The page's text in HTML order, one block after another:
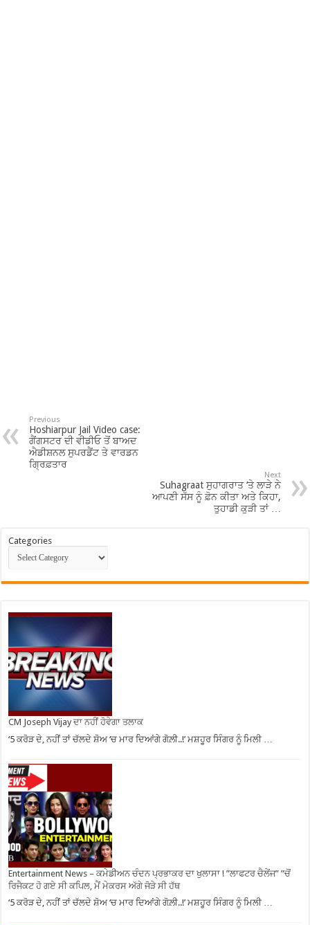
Previous
Hoshiarpur Jail Video case:
ਗੈਂਗਸਟਰ ਦੀ ਵੀਡੀਓ ਤੋਂ ਬਾਅਦ
ਐਡੀਸ਼ਨਲ ਸੁਪਰਡੈਂਟ ਤੇ ਵਾਰਡਨ
ਗ੍ਰਿਫ਼ਤਾਰ
Next
Suhagraat ਸੁਹਾਗਰਾਤ ‘ਤੇ ਲਾੜੇ ਨੇ
ਆਪਣੀ ਸੱਸ ਨੂੰ ਫ਼ੋਨ ਕੀਤਾ ਅਤੇ ਕਿਹਾ,
ਤੁਹਾਡੀ ਕੁੜੀ ਤਾਂ …
Categories
CM Joseph Vijay ਦਾ ਨਹੀਂ ਹੋਵੇਗਾ ਤਲਾਕ
‘5 ਕਰੋੜ ਦੇ, ਨਹੀਂ ਤਾਂ ਚੱਲਦੇ ਸ਼ੋਅ ‘ਚ ਮਾਰ ਦਿਆਂਗੇ ਗੋਲ਼ੀ..!’ ਮਸ਼ਹੂਰ ਸਿੰਗਰ ਨੂੰ ਮਿਲੀ …
Entertainment News – ਕਮੇਡੀਅਨ ਚੰਦਨ ਪ੍ਰਭਾਕਰ ਦਾ ਖੁਲਾਸਾ ! ”ਲਾਫਟਰ ਚੈਲੇਂਜ” ”ਚੋਂ
ਰਿਜੈਕਟ ਹੋ ਗਏ ਸੀ ਕਪਿਲ, ਮੈਂ ਮੇਕਰਸ ਅੱਗੇ ਜੋੜੇ ਸੀ ਹੱਥ
‘5 ਕਰੋੜ ਦੇ, ਨਹੀਂ ਤਾਂ ਚੱਲਦੇ ਸ਼ੋਅ ‘ਚ ਮਾਰ ਦਿਆਂਗੇ ਗੋਲ਼ੀ..!’ ਮਸ਼ਹੂਰ ਸਿੰਗਰ ਨੂੰ ਮਿਲੀ …